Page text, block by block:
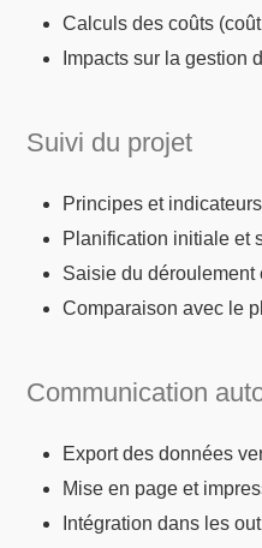
Calculs des coûts
Impacts sur la gestion
Suivi du projet
Principes et indicateurs
Planification initiale et
Saisie du déroulement
Comparaison avec le
Communication
Export des données
Mise en page et
Intégration dans les